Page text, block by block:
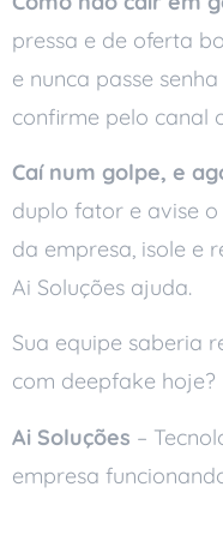
pressa e de oferta
e nunca passe
confirme pelo canal
Caí num golpe, e
duplo fator e avise o
da empresa, isole e
Ai Soluções ajuda.
Sua equipe saberia
com deepfake hoje?
Ai Soluções –
empresa